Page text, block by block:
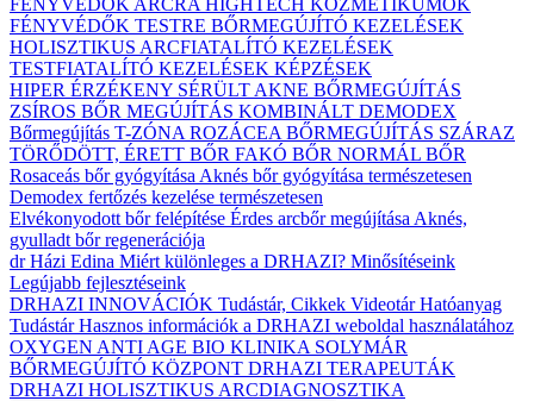
FÉNYVÉDŐK ARCRA HIGHTECH KOZMETIKUMOK
FÉNYVÉDŐK TESTRE BŐRMEGÚJÍTÓ KEZELÉSEK
HOLISZTIKUS ARCFIATALÍTÓ KEZELÉSEK
TESTFIATALÍTÓ KEZELÉSEK KÉPZÉSEK
HIPER ÉRZÉKENY SÉRÜLT AKNE BŐRMEGÚJÍTÁS
ZSÍROS BŐR MEGÚJÍTÁS KOMBINÁLT DEMODEX
Bőrmegújítás T-ZÓNA ROZÁCEA BŐRMEGÚJÍTÁS SZÁRAZ
TÖRŐDÖTT, ÉRETT BŐR FAKÓ BŐR NORMÁL BŐR
Rosaceás bőr gyógyítása Aknés bőr gyógyítása természetesen
Demodex fertőzés kezelése természetesen
Elvékonyodott bőr felépítése Érdes arcbőr megújítása Aknés,
gyulladt bőr regenerációja
dr Házi Edina Miért különleges a DRHAZI? Minősítéseink
Legújabb fejlesztéseink
DRHAZI INNOVÁCIÓK Tudástár, Cikkek VideotárHatóanyag
TudástárHasznos információk a DRHAZI weboldal használatához
OXYGEN ANTI AGE BIO KLINIKA SOLYMÁR
BŐRMEGÚJÍTÓ KÖZPONT DRHAZI TERAPEUTÁK
DRHAZI HOLISZTIKUS ARCDIAGNOSZTIKA